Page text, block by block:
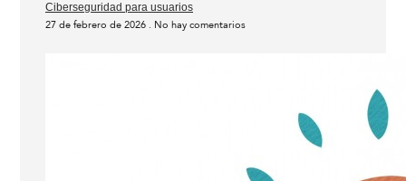
Ciberseguridad para usuarios
27 de febrero de 2026 No hay comentarios